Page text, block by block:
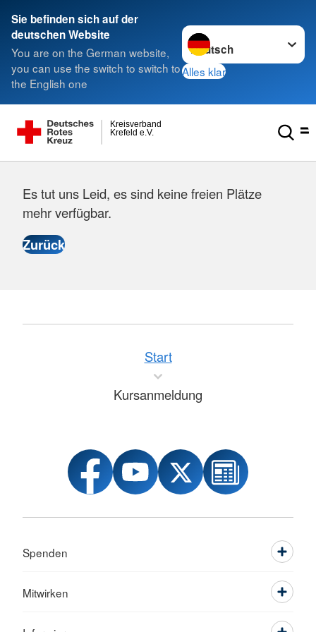
Sie befinden sich auf der
deutschen Website
You are on the German website,
you can use the switch to switch to
the English one
Sprache wechseln zu
Alles klar
Krefeld e.V.
Kreisverband
Es tut uns Leid, es sind keine freien Plätze
mehr verfügbar.
Start
Kursanmeldung
Spenden
Mitwirken